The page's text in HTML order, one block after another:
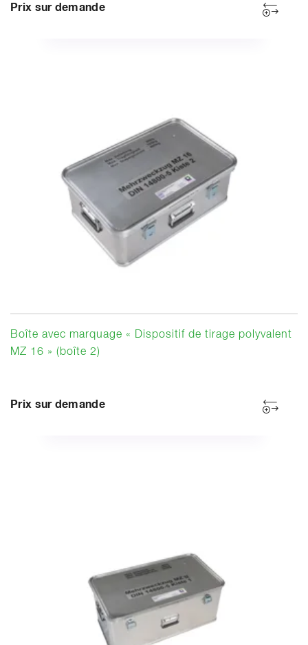
Prix sur demande
Boîte avec marquage « Dispositif de tirage polyvalent
MZ 16 » (boîte 2)
Prix sur demande